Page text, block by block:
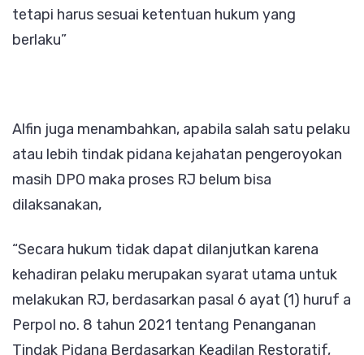
tetapi harus sesuai ketentuan hukum yang
berlaku”
Alfin juga menambahkan, apabila salah satu pelaku
atau lebih tindak pidana kejahatan pengeroyokan
masih DPO maka proses RJ belum bisa
dilaksanakan,
“Secara hukum tidak dapat dilanjutkan karena
kehadiran pelaku merupakan syarat utama untuk
melakukan RJ, berdasarkan pasal 6 ayat (1) huruf a
Perpol no. 8 tahun 2021 tentang Penanganan
Tindak Pidana Berdasarkan Keadilan Restoratif,